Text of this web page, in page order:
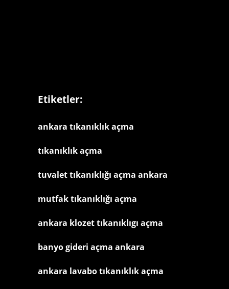
Etiketler:
ankara tıkanıklık açma
tıkanıklık açma
tuvalet tıkanıklığı açma ankara
mutfak tıkanıklığı açma
ankara klozet tıkanıklıgı açma
banyo gideri açma ankara
ankara lavabo tıkanıklık açma